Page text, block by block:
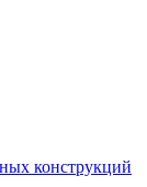
конструкций